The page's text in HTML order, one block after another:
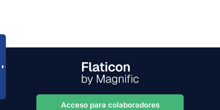
Acceso para colaboradores